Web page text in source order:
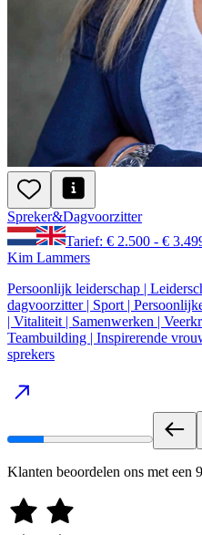
Spreker&Dagvoorzitter
Tarief: € 2.500 - €
Kim Lammers
Persoonlijk leiderschap |
dagvoorzitter | Sport |
| Vitaliteit | Samenwerken |
Teambuilding | Inspirerende
sprekers
Klanten beoordelen ons met een